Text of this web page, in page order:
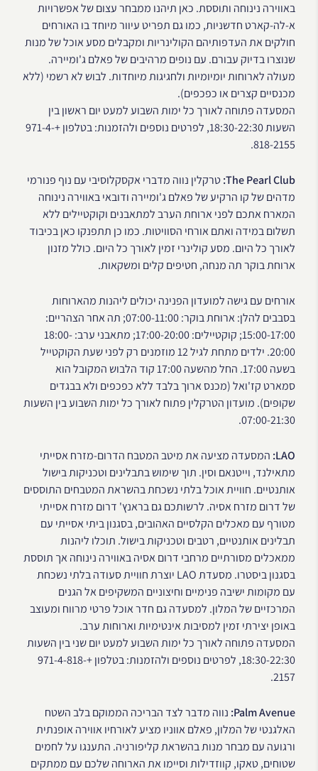
באווירה נינוחה ותוססת. כאן תיהנו ממבחר עצום של אפשרויות
א-לה-קארט חדשניות, כמו גם תפריט עיוור מיוחד בו האורחים
חולקים את העדפותיהם הקולינריות ומקבלים מסע אוכל של מנות
שנוצרו בדיוק עבורם. עם נופים מרהיבים של פאלם ג'ומיירה.
מעולה לארוחות יומיומיות ולחגיגות מיוחדות. לבוש לא רשמי (ללא
מכנסיים קצרים או כפכפים).
המסעדה פתוחה לאורך כל ימות השבוע למעט יום ראשון בין
השעות 18:30-22:30, לפרטים נוספים ולהזמנות: בטלפון +971-4-
818-2155.
The Pearl Club: טרקלין נווה מדברי אקסקלוסיבי עם נוף פנורמי
מדהים של קו הרקיע של פאלם ג'ומיירה ודובאי באווירה נינוחה
המארח אתכם לפני ארוחת הערב למתאבנים וקוקטיילים ללא
תשלום במידה ואתם אורחי הסוויטות. כמו כן תתפנקו כאן בכיבוד
לאורך כל היום. מסע קולינרי זמין לאורך כל היום. כולל מזנון
ארוחת בוקר תה מנחה, חטיפים קלים ומשקאות.
אורחים עם גישה למועדון הפנינה יכולים ליהנות מהארוחות
בסבבים להלן: ארוחת בוקר: 07:00-11:00; תה אחר הצהריים:
15:00-17:00; קוקטיילים: 17:00-20:00; מתאבני ערב: 18:00-
20:00. ילדים מתחת לגיל 12 מוזמנים רק לפני שעת הקוקטייל
בשעה 17:00. החל מהשעה 17:00 קוד הלבוש המקובל הוא
סמארט קז'ואל (מכנס ארוך בלבד ללא כפכפים ולא בבגדים
שקופים). מועדון הטרקלין פתוח לאורך כל ימות השבוע בין השעות
07:00-21:30.
LAO: המסעדה מציעה את מיטב המטבח הדרום-מזרח אסייתי
מתאילנד, וייטנאם וסין. תוך שימוש בתבלינים וטכניקות בישול
אותנטיים. חוויית אוכל בלתי נשכחת בהשראת המטבחים התוססים
של דרום מזרח אסיה. לרשותכם גם בראנץ' דרום מזרח אסייתי
מטורף עם מאכלים הקלסיים האהובים, בסגנון ביתי אסייתי עם
תבלינים אותנטיים, רטבים וטכניקות בישול. תוכלו ליהנות
ממאכלים מסורתיים מרחבי דרום אסיה באווירה נינוחה אך תוססת
בסגנון ביסטרו. מסעדת LAO יוצרת חוויית סעודה בלתי נשכחת
עם מקומות ישיבה פנימיים וחיצוניים המשקיפים אל הגנים
המרכזיים של המלון. למסעדה גם חדר אוכל פרטי מרווח ומעוצב
באופן יצירתי זמין למסיבות אינטימיות וארוחות ערב.
המסעדה פתוחה לאורך כל ימות השבוע למעט יום שני בין השעות
18:30-22:30, לפרטים נוספים ולהזמנות: בטלפון +971-4-818-
2157.
Palm Avenue: נווה מדבר לצד הבריכה הממוקם בלב השטח
האלגנטי של המלון, פאלם אווניו מציע לאורחיו אווירה אופנתית
ורגועה עם מבחר מנות בהשראת קליפורניה. התענגו על לחמים
שטוחים, טאקו, קווזדילות וסיימו את הארוחה שלכם עם ממתקים